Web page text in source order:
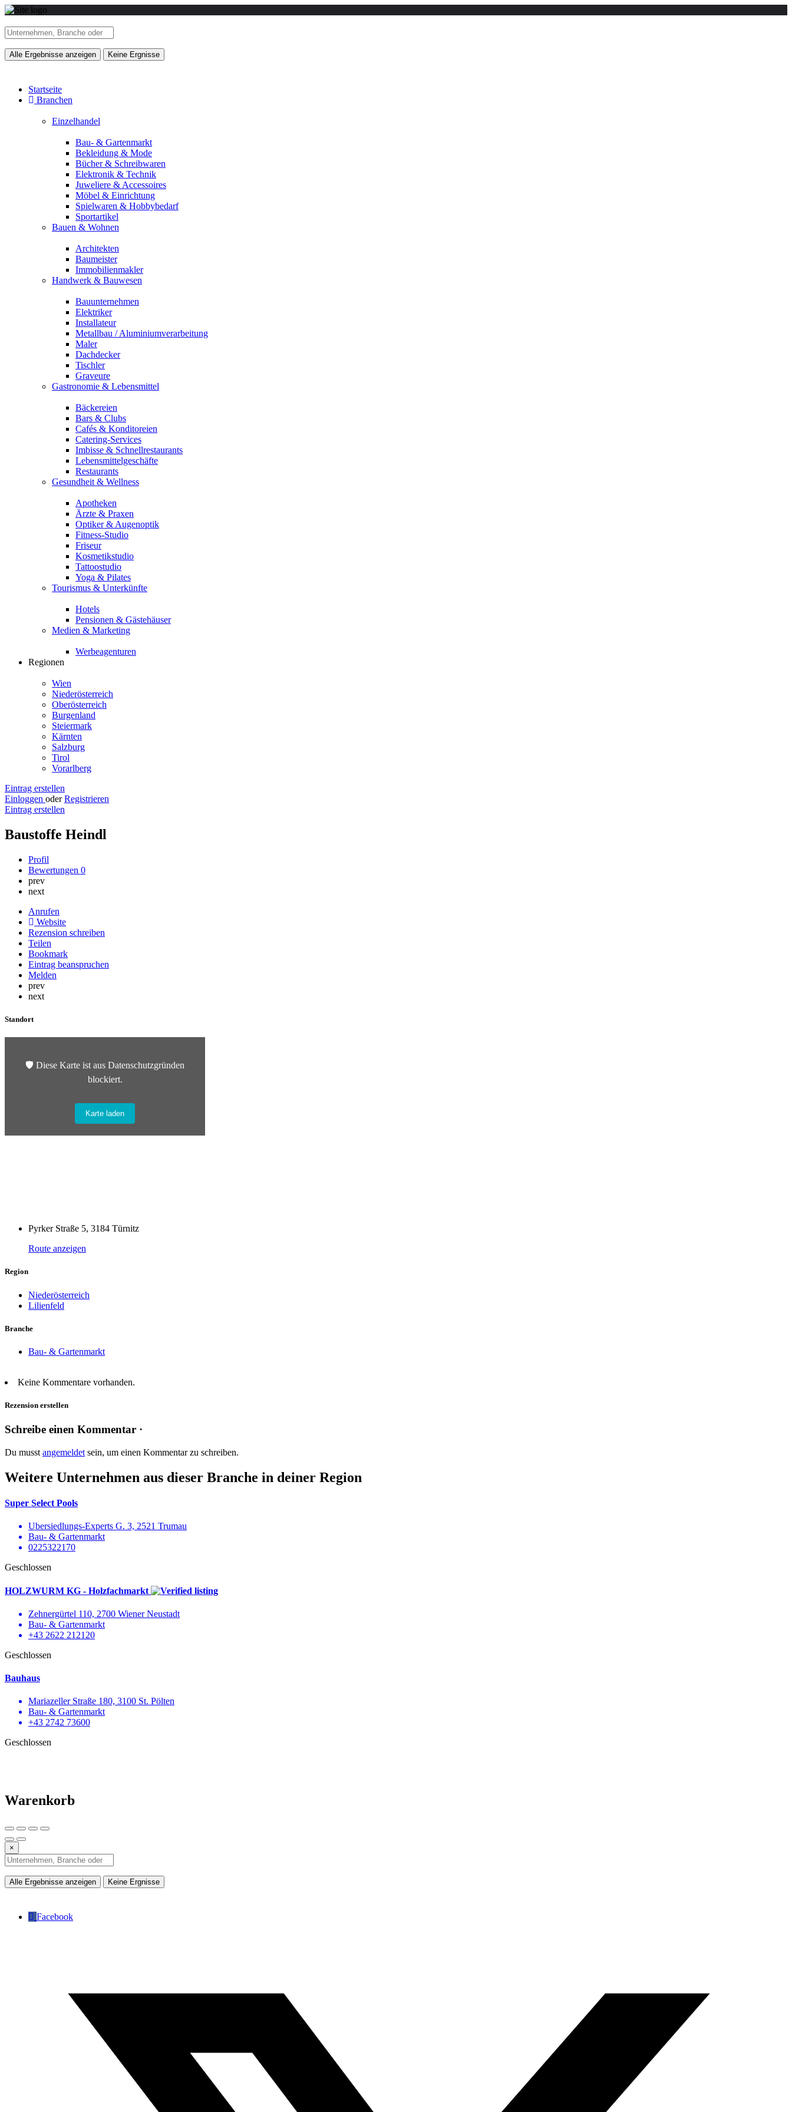
Alle Ergebnisse anzeigen Keine Ergnisse
Startseite
Branchen
Einzelhandel
Bau- & Gartenmarkt
Bekleidung & Mode
Bücher & Schreibwaren
Elektronik & Technik
Juweliere & Accessoires
Möbel & Einrichtung
Spielwaren & Hobbybedarf
Sportartikel
Bauen & Wohnen
Architekten
Baumeister
Immobilienmakler
Handwerk & Bauwesen
Bauunternehmen
Elektriker
Installateur
Metallbau / Aluminiumverarbeitung
Maler
Dachdecker
Tischler
Graveure
Gastronomie & Lebensmittel
Bäckereien
Bars & Clubs
Cafés & Konditoreien
Catering-Services
Imbisse & Schnellrestaurants
Lebensmittelgeschäfte
Restaurants
Gesundheit & Wellness
Apotheken
Ärzte & Praxen
Optiker & Augenoptik
Fitness-Studio
Friseur
Kosmetikstudio
Tattoostudio
Yoga & Pilates
Tourismus & Unterkünfte
Hotels
Pensionen & Gästehäuser
Medien & Marketing
Werbeagenturen
Regionen
Wien
Niederösterreich
Oberösterreich
Burgenland
Steiermark
Kärnten
Salzburg
Tirol
Vorarlberg
Eintrag erstellen
Einloggen oder Registrieren
Eintrag erstellen
Baustoffe Heindl
Profil
Bewertungen 0
prev
next
Anrufen
Website
Rezension schreiben
Teilen
Bookmark
Eintrag beanspruchen
Melden
prev
next
Standort
🛡️ Diese Karte ist aus Datenschutzgründen
blockiert.
Karte laden
Pyrker Straße 5, 3184 Türnitz
Route anzeigen
Region
Niederösterreich
Lilienfeld
Branche
Bau- & Gartenmarkt
Keine Kommentare vorhanden.
Rezension erstellen
Schreibe einen Kommentar ·
Du musst angemeldet sein, um einen Kommentar zu schreiben.
Weitere Unternehmen aus dieser Branche in deiner Region
Super Select Pools
Ubersiedlungs-Experts G. 3, 2521 Trumau
Bau- & Gartenmarkt
0225322170
Geschlossen
HOLZWURM KG - Holzfachmarkt
Zehnergürtel 110, 2700 Wiener Neustadt
Bau- & Gartenmarkt
+43 2622 212120
Geschlossen
Bauhaus
Mariazeller Straße 180, 3100 St. Pölten
Bau- & Gartenmarkt
+43 2742 73600
Geschlossen
Warenkorb
×
Alle Ergebnisse anzeigen Keine Ergnisse
Facebook